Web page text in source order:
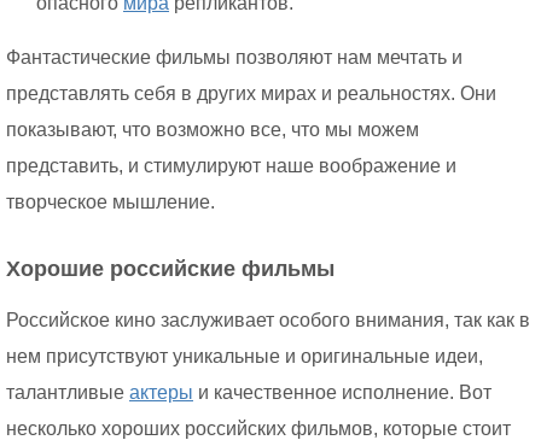
Фантастические фильмы позволяют нам мечтать и
представлять себя в других мирах и реальностях. Они
показывают, что возможно все, что мы можем
представить, и стимулируют наше воображение и
творческое мышление.
Хорошие российские фильмы
Российское кино заслуживает особого внимания, так как в
нем присутствуют уникальные и оригинальные идеи,
талантливые актеры и качественное исполнение. Вот
несколько хороших российских фильмов, которые стоит